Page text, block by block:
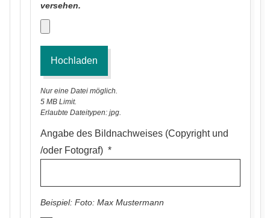
versehen.
laden
Sie
hier
ein
Bild
hoch
Nur eine Datei möglich.
5 MB Limit.
Erlaubte Dateitypen: jpg.
Angabe des Bildnachweises (Copyright und
/oder Fotograf)
Beispiel: Foto: Max Mustermann